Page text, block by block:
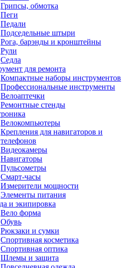
Грипсы, обмотка
Пеги
Педали
Подседельные штыри
Рога, барэнды и кронштейны
Рули
Седла
для ремонта
Компактные наборы инструментов
Профессиональные инструменты
Велоаптечки
Ремонтные стенды
Велокомпьютеры
Крепления для навигаторов и
телефонов
Видеокамеры
Навигаторы
Пульсометры
Смарт-часы
Измерители мощности
Элементы питания
и экипировка
Вело форма
Обувь
Рюкзаки и сумки
Спортивная косметика
Спортивная оптика
Шлемы и защита